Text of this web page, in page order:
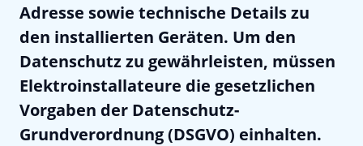
Adresse sowie technische Details zu
den installierten Geräten. Um den
Datenschutz zu gewährleisten, müssen
Elektroinstallateure die gesetzlichen
Vorgaben der Datenschutz-
Grundverordnung (DSGVO) einhalten.